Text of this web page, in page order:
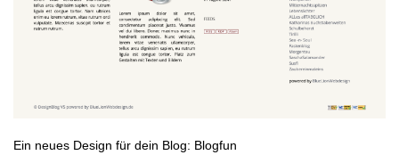
Ein neues Design für dein Blog: Blogfun